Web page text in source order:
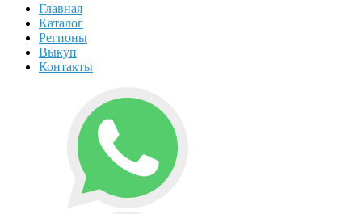
Главная
Каталог
Регионы
Выкуп
Контакты